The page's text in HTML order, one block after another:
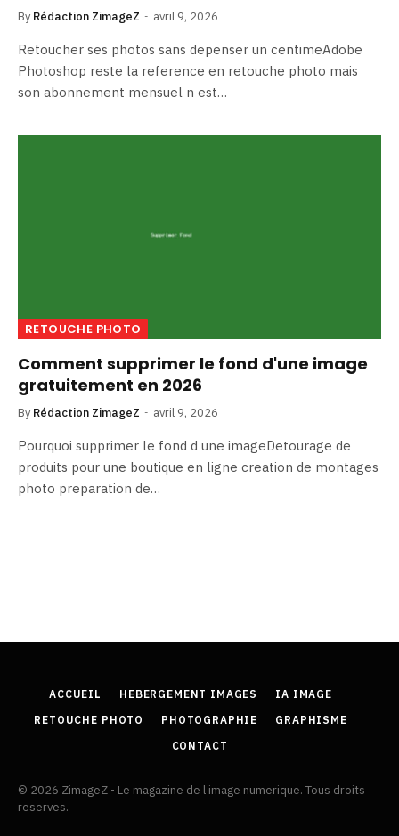
By Rédaction ZimageZ avril 9, 2026
Retoucher ses photos sans depenser un centimeAdobe
Photoshop reste la reference en retouche photo mais
son abonnement mensuel n est…
RETOUCHE PHOTO
Comment supprimer le fond d'une image
gratuitement en 2026
By Rédaction ZimageZ avril 9, 2026
Pourquoi supprimer le fond d une imageDetourage de
produits pour une boutique en ligne creation de montages
photo preparation de…
ACCUEIL HEBERGEMENT IMAGES
IA IMAGE
RETOUCHE PHOTO
PHOTOGRAPHIE
GRAPHISME
CONTACT
© 2026 ZimageZ - Le magazine de l image numerique. Tous droits
reserves.